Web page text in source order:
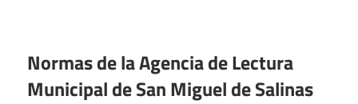
Normas de la Agencia de Lectura
Municipal de San Miguel de Salinas